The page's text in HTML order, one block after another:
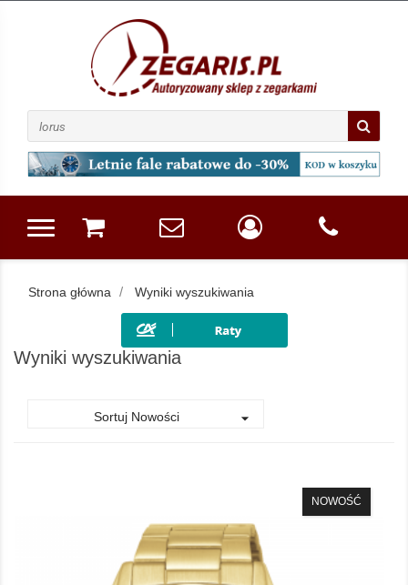
Strona główna Wyniki wyszukiwania
Wyniki wyszukiwania
Sortuj Nowości 
NOWOŚĆ